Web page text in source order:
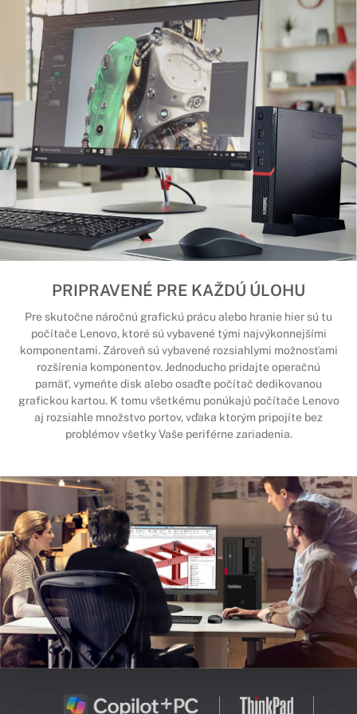
PRIPRAVENÉ PRE KAŽDÚ ÚLOHU
Pre skutočne náročnú grafickú prácu alebo hranie hier sú tu
počítače Lenovo, ktoré sú vybavené tými najvýkonnejšími
komponentami. Zároveň sú vybavené rozsiahlymi možnosťami
rozšírenia komponentov. Jednoducho pridajte operačnú
pamäť, vymeňte disk alebo osaďte počítač dedikovanou
grafickou kartou. K tomu všetkému ponúkajú počítače Lenovo
aj rozsiahle množstvo portov, vďaka ktorým pripojíte bez
problémov všetky Vaše periférne zariadenia.